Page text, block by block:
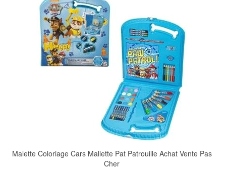
Malette Coloriage Cars Mallette Pat Patrouille Achat Vente Pas
Cher